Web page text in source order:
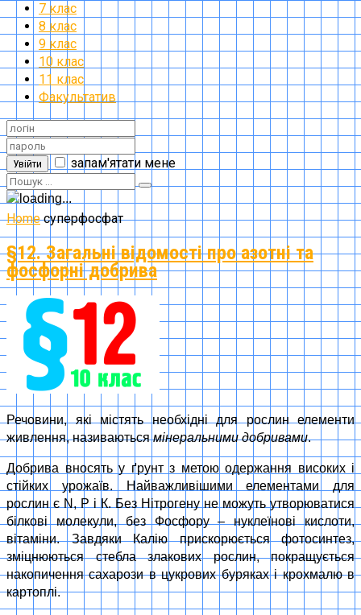
7 клас
8 клас
9 клас
10 клас
11 клас
Факультатив
Увійти запам'ятати мене
Home суперфосфат
§12. Загальні відомості про азотні та
фосфорні добрива
Речовини, які містять необхідні для рослин елементи
живлення, називаютьсямінеральними добривами.
Добрива вносять у ґрунт з метою одержання високих і
стійких урожаїв. Найважливішими елементами для
рослин є N, P і К. Без Нітрогену не можуть утворюватися
білкові молекули, без Фосфору – нуклеїнові кислоти,
вітаміни. Завдяки Калію прискорюється фотосинтез,
зміцнюються стебла злакових рослин, покращується
накопичення сахарози в цукрових буряках і крохмалю в
картоплі.